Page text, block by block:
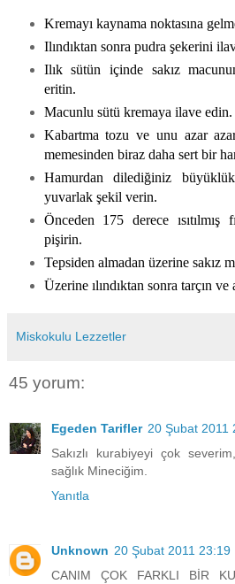
Kremayı kaynama noktasına
Ilındıktan sonra pudra şekerini
Ilık sütün içinde sakız
eritin.
Macunlu sütü kremaya ilave edin.
Kabartma tozu ve unu azar
memesinden biraz daha sert bir
Hamurdan dilediğiniz
yuvarlak şekil verin.
Önceden 175 derece ısıtılmış
pişirin.
Tepsiden almadan üzerine sakız
Üzerine ılındıktan sonra tarçın ve
Miskokulu Lezzetler
45 yorum:
Egeden Tarifler 20 Şubat 2011
Sakızlı kurabiyeyi çok
sağlık Mineciğim.
Yanıtla
Unknown 20 Şubat 2011 23:19
CANIM ÇOK FARKLI BİR